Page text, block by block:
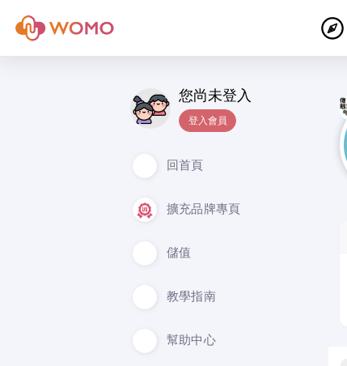
您尚未登入
登入會員
回首頁
擴充品牌專頁
儲值
教學指南
幫助中心